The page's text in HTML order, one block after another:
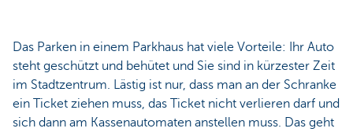
Das Parken in einem Parkhaus hat viele Vorteile: Ihr Auto
steht geschützt und behütet und Sie sind in kürzester Zeit
im Stadtzentrum. Lästig ist nur, dass man an der Schranke
ein Ticket ziehen muss, das Ticket nicht verlieren darf und
sich dann am Kassenautomaten anstellen muss. Das geht